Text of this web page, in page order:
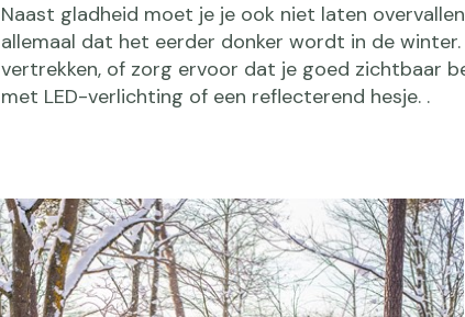
Naast gladheid moet je je ook niet laten
allemaal dat het eerder donker wordt in de
vertrekken, of zorg ervoor dat je goed zichtbaar
met LED-verlichting of een reflecterend hesje. .